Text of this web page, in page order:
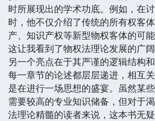
时所展现出的学术功底。例如，在
时，他不仅介绍了传统的所有权客
产、知识产权等新型物权客体的可
这让我看到了物权法理论发展的广
另一个亮点在于其严谨的逻辑结构
每一章节的论述都层层递进，相互
是在进行一场思想的盛宴。虽然某
需要较高的专业知识储备，但对于
法理论精髓的读者来说，这本书无疑